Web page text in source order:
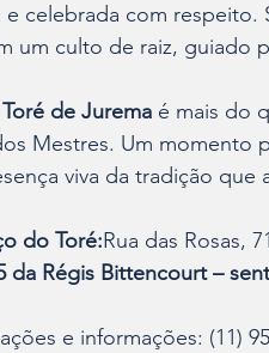
e celebrada com
um culto de raiz, guiado
Toré de Jurema é mais do
Mestres. Um momento
viva da tradição que
do Toré:Rua das Rosas,
da Régis Bittencourt –
e informações: (11)